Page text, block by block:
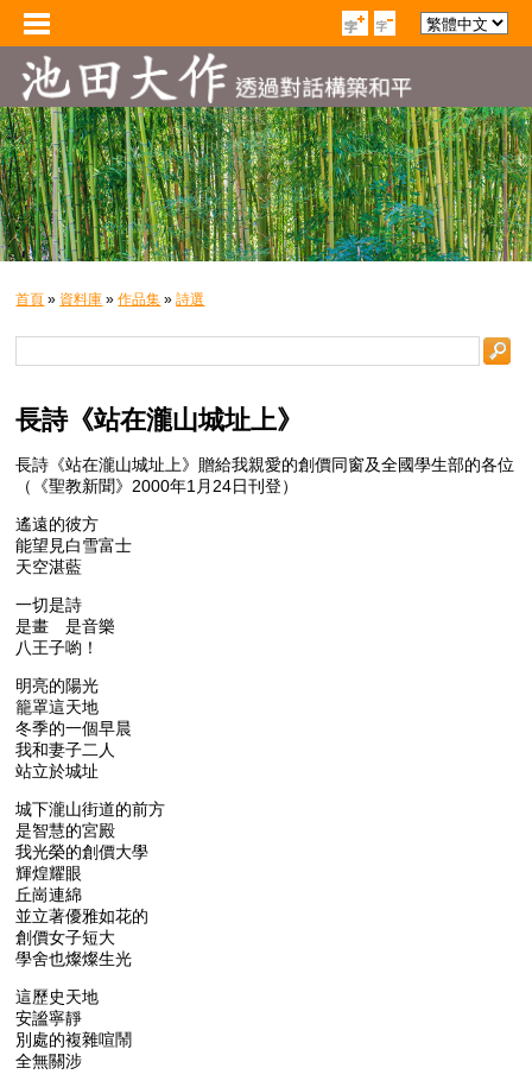
首頁 » 資料庫 »作品集 »詩選
長詩《站在瀧山城址上》
長詩《站在瀧山城址上》贈給我親愛的創價同窗及全國學生部的各位
（《聖教新聞》2000年1月24日刊登）
遙遠的彼方
能望見白雪富士
天空湛藍
一切是詩
是畫 是音樂
八王子喲！
明亮的陽光
籠罩這天地
冬季的一個早晨
我和妻子二人
站立於城址
城下瀧山街道的前方
是智慧的宮殿
我光榮的創價大學
輝煌耀眼
丘崗連綿
並立著優雅如花的
創價女子短大
學舍也燦燦生光
這歷史天地
安謐寧靜
別處的複雜喧鬧
全無關涉